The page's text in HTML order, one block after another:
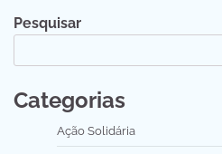
Pesquisar
Categorias
Ação Solidária